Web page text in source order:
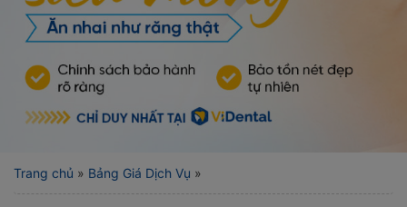
Trang chủ » Bảng Giá Dịch Vụ »